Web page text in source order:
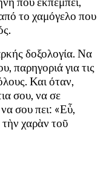
το χαμόγελο που
δοξολογία. Να
παρηγοριά για τις
Και όταν,
σου, να σε
σου πει: «Εὖ,
τὴν χαρὰν τοῦ